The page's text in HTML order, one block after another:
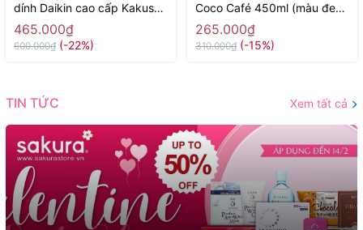
dính Daikin cao cấp Kakusee
- size 24cm, màu đỏ - Hàng
Nhật nội địaa
465.000₫
600.000₫ (-22%)
Coco Café 450ml (màu đen)
- Hàng Nhật nội địa
265.000₫
310.000₫ (-15%)
TIN TỨC Xem tất cả